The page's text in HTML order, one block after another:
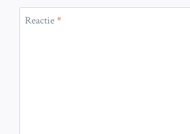
Reactie*